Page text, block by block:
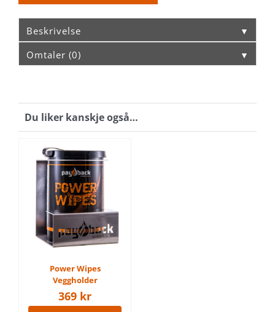
Beskrivelse
▼
Omtaler (0)
▼
Du liker kanskje også…
Power Wipes
Veggholder
369 kr